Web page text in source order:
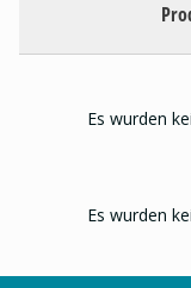
Es wurden
Es wurden